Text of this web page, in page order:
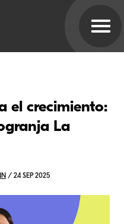
el crecimiento:
La
/ 24 SEP 2025